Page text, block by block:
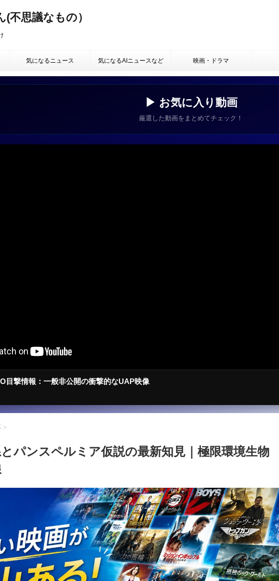
不思議なもの）
気になるニュース 気になるAIニュースなど 映画・ドラマ
▶ お気に入り動画
厳選した動画をまとめてチェック！
目撃情報：一般非公開の衝撃的なUAP映像
>
パンスペルミア仮説の最新知見｜極限環境生物